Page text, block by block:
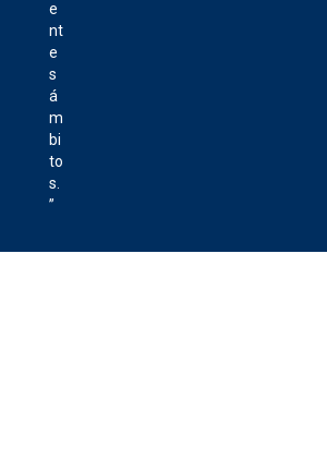
e
nt
e
s
á
m
bi
to
s.
”